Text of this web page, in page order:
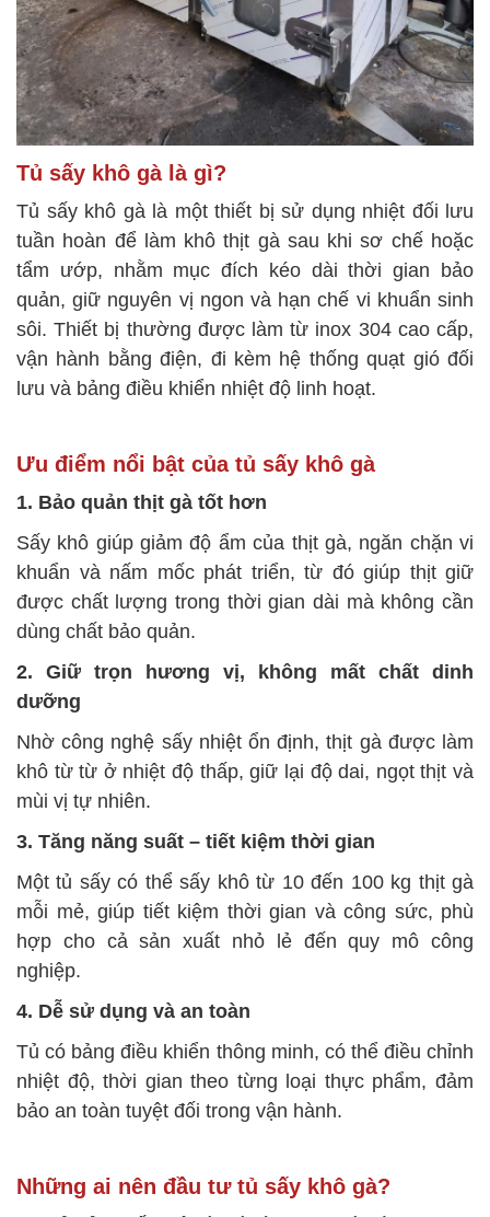
Tủ sấy khô gà là gì?
Tủ sấy khô gà là một thiết bị sử dụng nhiệt đối lưu
tuần hoàn để làm khô thịt gà sau khi sơ chế hoặc
tẩm ướp, nhằm mục đích kéo dài thời gian bảo
quản, giữ nguyên vị ngon và hạn chế vi khuẩn sinh
sôi. Thiết bị thường được làm từ inox 304 cao cấp,
vận hành bằng điện, đi kèm hệ thống quạt gió đối
lưu và bảng điều khiển nhiệt độ linh hoạt.
Ưu điểm nổi bật của tủ sấy khô gà
1. Bảo quản thịt gà tốt hơn
Sấy khô giúp giảm độ ẩm của thịt gà, ngăn chặn vi
khuẩn và nấm mốc phát triển, từ đó giúp thịt giữ
được chất lượng trong thời gian dài mà không cần
dùng chất bảo quản.
2. Giữ trọn hương vị, không mất chất dinh
dưỡng
Nhờ công nghệ sấy nhiệt ổn định, thịt gà được làm
khô từ từ ở nhiệt độ thấp, giữ lại độ dai, ngọt thịt và
mùi vị tự nhiên.
3. Tăng năng suất – tiết kiệm thời gian
Một tủ sấy có thể sấy khô từ 10 đến 100 kg thịt gà
mỗi mẻ, giúp tiết kiệm thời gian và công sức, phù
hợp cho cả sản xuất nhỏ lẻ đến quy mô công
nghiệp.
4. Dễ sử dụng và an toàn
Tủ có bảng điều khiển thông minh, có thể điều chỉnh
nhiệt độ, thời gian theo từng loại thực phẩm, đảm
bảo an toàn tuyệt đối trong vận hành.
Những ai nên đầu tư tủ sấy khô gà?